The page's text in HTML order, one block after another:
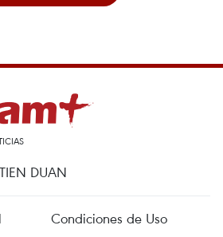
DUAN
Condiciones de Uso